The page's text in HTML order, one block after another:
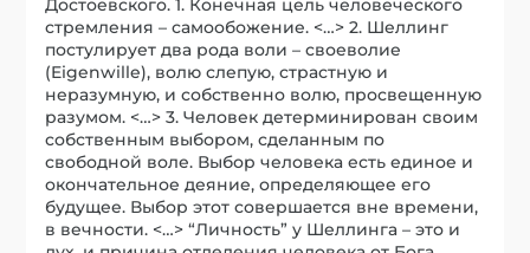
Достоевского. 1. Конечная цель человеческого
стремления – самообожение. <…> 2. Шеллинг
постулирует два рода воли – своеволие
(Eigenwille), волю слепую, страстную и
неразумную, и собственно волю, просвещенную
разумом. <…> 3. Человек детерминирован своим
собственным выбором, сделанным по
свободной воле. Выбор человека есть единое и
окончательное деяние, определяющее его
будущее. Выбор этот совершается вне времени,
в вечности. <…> “Личность” у Шеллинга – это и